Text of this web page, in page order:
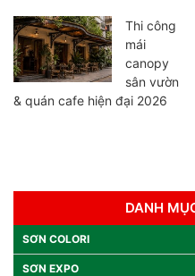
Thi công
mái
canopy
sân vườn
& quán cafe hiện đại 2026
DANH
SƠN COLORI
SƠN EXPO